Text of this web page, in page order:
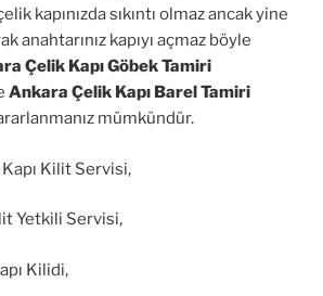
kapınızda sıkıntı olmaz ancak yine
anahtarınız kapıyı açmaz böyle
Çelik Kapı Göbek Tamiri
Ankara Çelik Kapı Barel Tamiri
mümkündür.
Kilit Servisi,
Yetkili Servisi,
Kilidi,